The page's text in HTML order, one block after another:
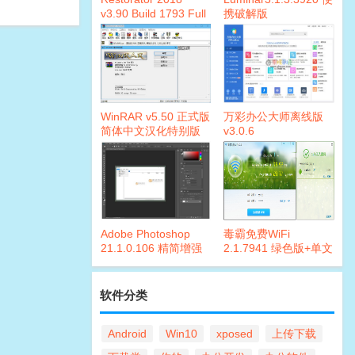
v3.90 Build 1793 Full
汉化版
携破解版
WinRAR v5.50 正式版
简体中文汉化特别版
万彩办公大师离线版
v3.0.6
Adobe Photoshop
21.1.0.106 精简增强
毒霸免费WiFi
2.1.7941 绿色版+单文
软件分类
Android Win10 xposed
上传下载